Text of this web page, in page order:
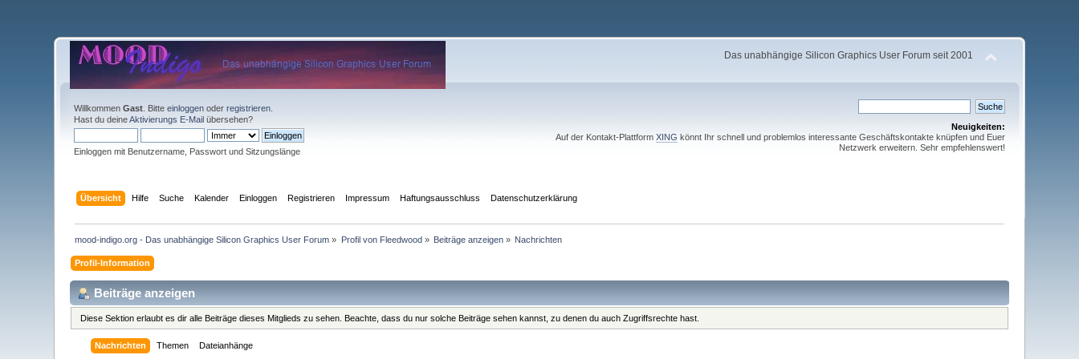
Das unabhängige Silicon Graphics User Forum seit 2001
WillkommenGast . Bitteeinloggen oderregistrieren
Hast du deineAktivierungs E-Mail übersehen?
Einloggen mit Benutzername, Passwort und Sitzungslänge
Neuigkeiten:
Auf der Kontakt-Plattform XING könnt Ihr schnell und problemlos interessante Geschäftskontakte knüpfen und Euer
Netzwerk erweitern. Sehr empfehlenswert!
Übersicht Hilfe Suche Kalender Einloggen Registrieren Impressum Haftungsausschluss Datenschutzerklärung
mood-indigo.org - Das unabhängige Silicon Graphics User Forum » Profil von Fleedwood» Beiträge anzeigen » Nachrichten
Profil-Information
Beiträge anzeigen
Diese Sektion erlaubt es dir alle Beiträge dieses Mitglieds zu sehen. Beachte, dass du nur solche Beiträge sehen kannst, zu denen du auch Zugriffsrechte hast.
Nachrichten Themen Dateianhänge